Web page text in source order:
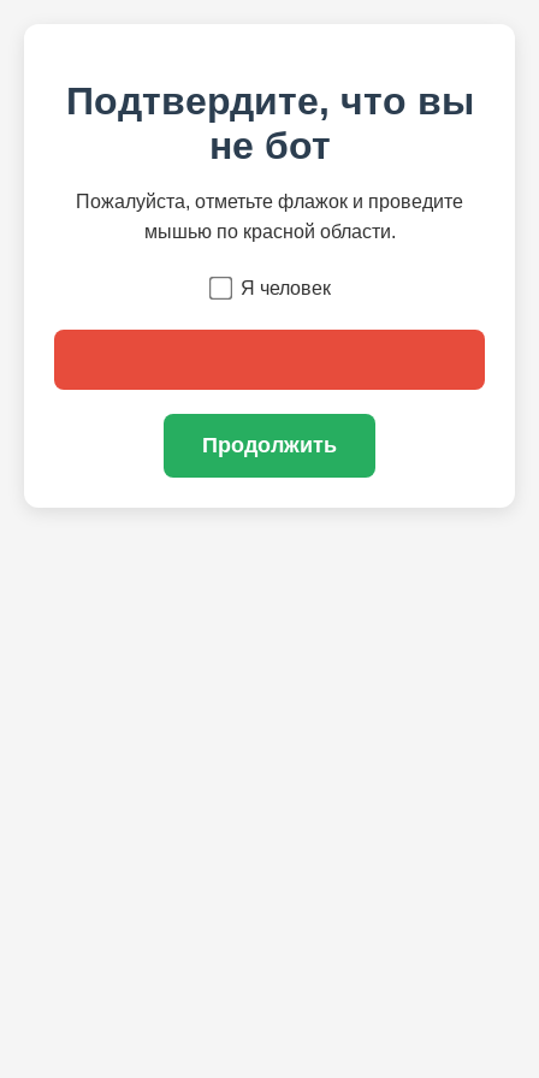
Подтвердите, что вы
не бот
Пожалуйста, отметьте флажок и проведите
мышью по красной области.
Я человек
Продолжить